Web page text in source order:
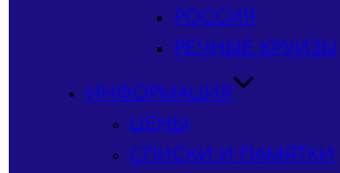
РОССИЯ
РЕЧНЫЕ КРУИЗЫ
ИНФОРМАЦИЯ
ЦЕНЫ
СПИСКИ И ПАМЯТКИ